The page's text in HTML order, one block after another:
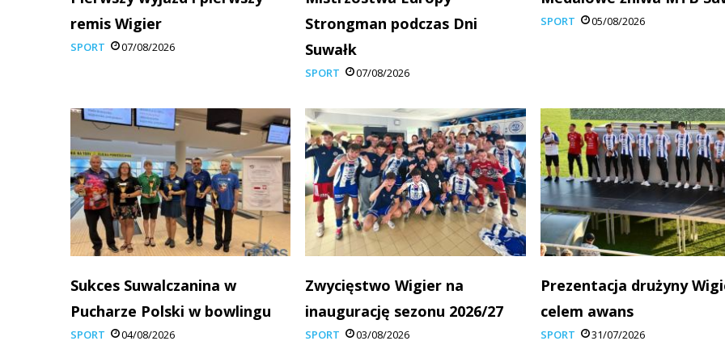
remis Wigier
SPORT 07/08/2026
Strongman podczas Dni
Suwałk
SPORT 07/08/2026
SPORT 05/08/2026
Sukces Suwalczanina w
Pucharze Polski w bowlingu
SPORT 04/08/2026
Zwycięstwo Wigier na
inaugurację sezonu 2026/27
SPORT 03/08/2026
Prezentacja drużyny
celem awans
SPORT 31/07/2026